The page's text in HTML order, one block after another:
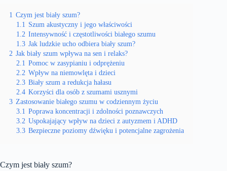
1 Czym jest biały szum?
1.1 Szum akustyczny i jego właściwości
1.2 Intensywność i częstotliwości białego szumu
1.3 Jak ludzkie ucho odbiera biały szum?
2 Jak biały szum wpływa na sen i relaks?
2.1 Pomoc w zasypianiu i odprężeniu
2.2 Wpływ na niemowlęta i dzieci
2.3 Biały szum a redukcja hałasu
2.4 Korzyści dla osób z szumami usznymi
3 Zastosowanie białego szumu w codziennym życiu
3.1 Poprawa koncentracji i zdolności poznawczych
3.2 Uspokajający wpływ na dzieci z autyzmem i ADHD
3.3 Bezpieczne poziomy dźwięku i potencjalne zagrożenia
Czym jest biały szum?